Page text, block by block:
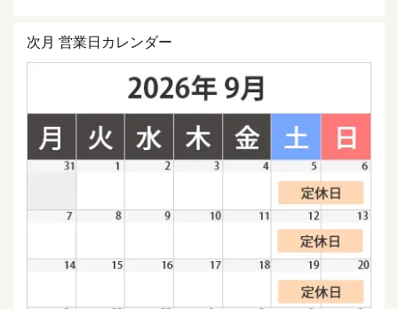
次月 営業日カレンダー